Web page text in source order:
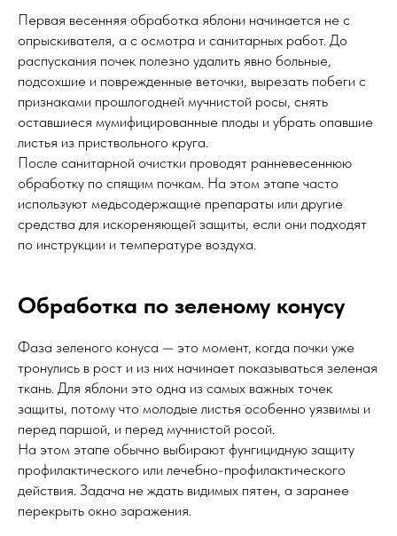
Первая весенняя обработка яблони начинается не с
опрыскивателя, а с осмотра и санитарных работ. До
распускания почек полезно удалить явно больные,
подсохшие и поврежденные веточки, вырезать побеги с
признаками прошлогодней мучнистой росы, снять
оставшиеся мумифицированные плоды и убрать опавшие
листья из приствольного круга.
После санитарной очистки проводят ранневесеннюю
обработку по спящим почкам. На этом этапе часто
используют медьсодержащие препараты или другие
средства для искореняющей защиты, если они подходят
по инструкции и температуре воздуха.
Обработка по зеленому конусу
Фаза зеленого конуса — это момент, когда почки уже
тронулись в рост и из них начинает показываться зеленая
ткань. Для яблони это одна из самых важных точек
защиты, потому что молодые листья особенно уязвимы и
перед паршой, и перед мучнистой росой.
На этом этапе обычно выбирают фунгицидную защиту
профилактического или лечебно-профилактического
действия. Задача не ждать видимых пятен, а заранее
перекрыть окно заражения.